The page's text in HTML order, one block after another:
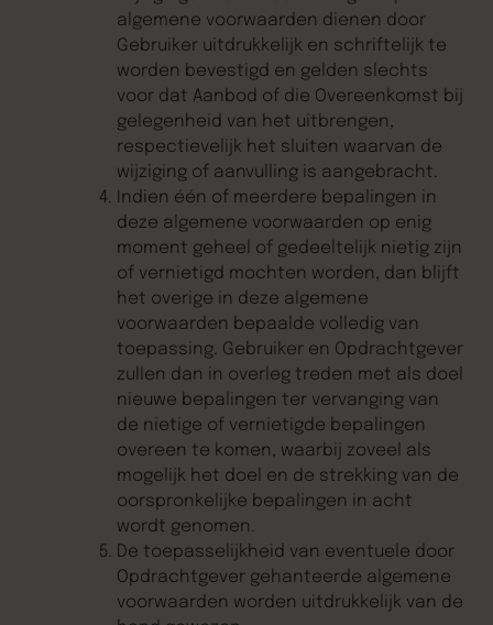
algemene voorwaarden dienen door
Gebruiker uitdrukkelijk en schriftelijk te
worden bevestigd en gelden slechts
voor dat Aanbod of die Overeenkomst bij
gelegenheid van het uitbrengen,
respectievelijk het sluiten waarvan de
wijziging of aanvulling is aangebracht.
Indien één of meerdere bepalingen in
deze algemene voorwaarden op enig
moment geheel of gedeeltelijk nietig zijn
of vernietigd mochten worden, dan blijft
het overige in deze algemene
voorwaarden bepaalde volledig van
toepassing. Gebruiker en Opdrachtgever
zullen dan in overleg treden met als doel
nieuwe bepalingen ter vervanging van
de nietige of vernietigde bepalingen
overeen te komen, waarbij zoveel als
mogelijk het doel en de strekking van de
oorspronkelijke bepalingen in acht
wordt genomen.
De toepasselijkheid van eventuele door
Opdrachtgever gehanteerde algemene
voorwaarden worden uitdrukkelijk van de